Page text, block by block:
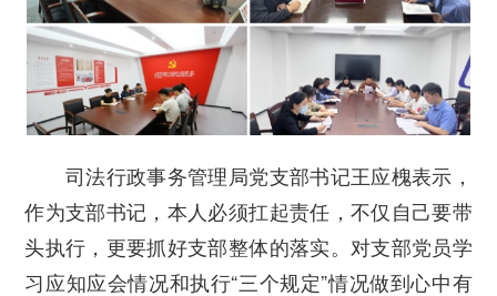
司法行政事务管理局党支部书记王应槐表示，
作为支部书记，本人必须扛起责任，不仅自己要带
头执行，更要抓好支部整体的落实。对支部党员学
习应知应会情况和执行“三个规定”情况做到心中有